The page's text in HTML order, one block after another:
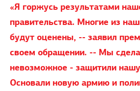
«Я горжусь результатами
правительства. Многие из
будут оценены, -- заявил
своем обращении. -- Мы
невозможное - защитили
Основали новую армию и